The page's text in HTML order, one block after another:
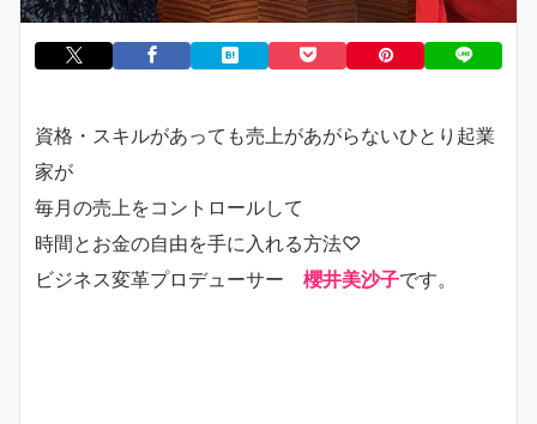
資格・スキルがあっても売上があがらないひとり起業
家が
毎月の売上をコントロールして
時間とお金の自由を手に入れる方法♡
ビジネス変革プロデューサー 櫻井美沙子です。